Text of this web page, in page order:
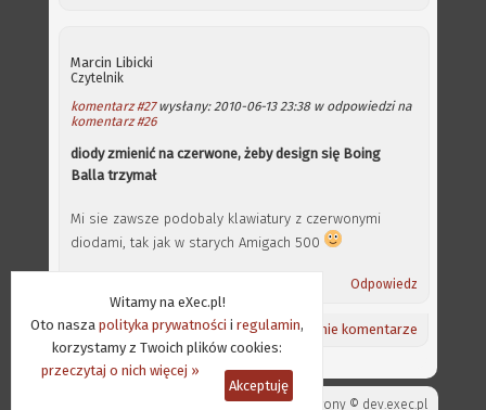
Witamy na eXec.pl!
Oto nasza polityka prywatności i regulamin,
korzystamy z Twoich plików cookies:
przeczytaj o nich więcej »
Akceptuję
Marcin Libicki
Czytelnik
komentarz #27wysłany: 2010-06-13 23:38 w odpowiedzi na
komentarz #26
diody zmienić na czerwone, żeby design się Boing
Balla trzymał
Mi sie zawsze podobaly klawiatury z czerwonymi
diodami, tak jak w starych Amigach 500
Odpowiedz
Powrót na górę ⇑/Aktualności/Ostatnie komentarze
Projekt strony © dev.exec.pl